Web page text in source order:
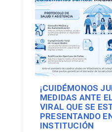
¡CUIDÉMONOS
MEDIDAS ANTE
VIRAL QUE SE
PRESENTANDO
INSTITUCIÓN